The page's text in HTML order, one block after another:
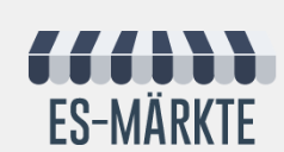
Zur
Navigation
springen
Zum
Inhalt
springen